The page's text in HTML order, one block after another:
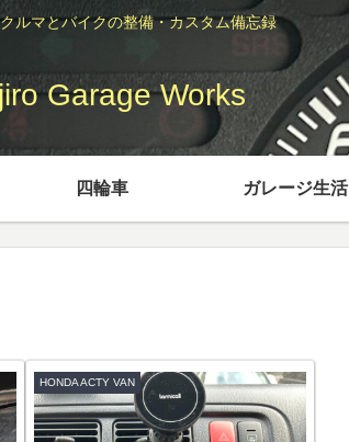
ルマとバイクの整備・カスタム備忘録
Garage Works
四輪車 ガレージ生活
HONDA ACTY VAN